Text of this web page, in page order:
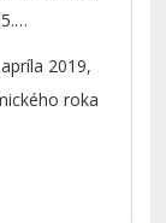
č.
je
2019,
roka